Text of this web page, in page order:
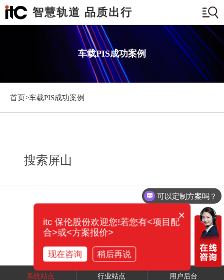
智慧轨道 品质出行
车载PIS成功案例
首页>车载PIS成功案例
搜索屏山
系统站点 行业站点 用户后台
可以定制方案吗？
×
itc 保伦股份欢迎您!若您有<项目配
合>或<方案报价>
现在咨询 稍后再说